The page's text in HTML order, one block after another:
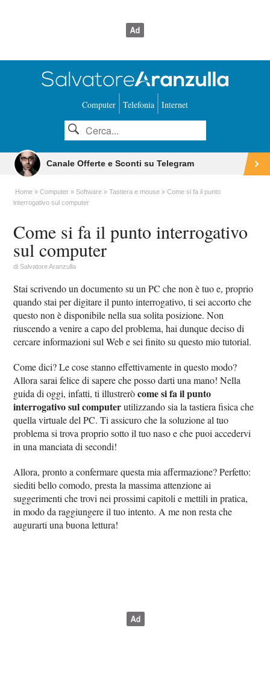
Computer Telefonia Internet
Canale Offerte e Sconti su Telegram
Home Computer Software Tastiera e mouse
Come si fa il punto
interrogativo sul computer
Come si fa il punto interrogativo
sul computer
diSalvatore Aranzulla
Stai scrivendo un documento su un PC che non è tuo e, proprio
quando stai per digitare il punto interrogativo, ti sei accorto che
questo non è disponibile nella sua solita posizione. Non
riuscendo a venire a capo del problema, hai dunque deciso di
cercare informazioni sul Web e sei finito su questo mio tutorial.
Come dici? Le cose stanno effettivamente in questo modo?
Allora sarai felice di sapere che posso darti una mano! Nella
guida di oggi, infatti, ti illustreròcome si fa il punto
interrogativo sul computerutilizzando sia la tastiera fisica che
quella virtuale del PC. Ti assicuro che la soluzione al tuo
problema si trova proprio sotto il tuo naso e che puoi accedervi
in una manciata di secondi!
Allora, pronto a confermare questa mia affermazione? Perfetto:
siediti bello comodo, presta la massima attenzione ai
suggerimenti che trovi nei prossimi capitoli e mettili in pratica,
in modo da raggiungere il tuo intento. A me non resta che
augurarti una buona lettura!